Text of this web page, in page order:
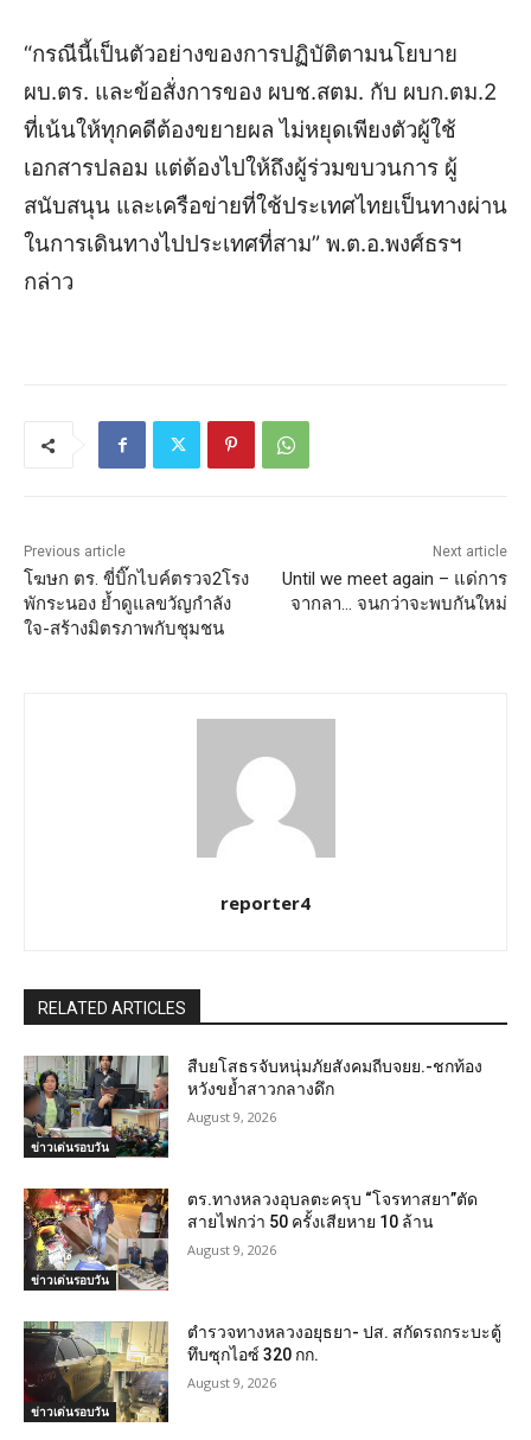
“กรณีนี้เป็นตัวอย่างของการปฏิบัติตามนโยบาย
ผบ.ตร. และข้อสั่งการของ ผบช.สตม. กับ ผบก.ตม.2
ที่เน้นให้ทุกคดีต้องขยายผล ไม่หยุดเพียงตัวผู้ใช้
เอกสารปลอม แต่ต้องไปให้ถึงผู้ร่วมขบวนการ ผู้
สนับสนุน และเครือข่ายที่ใช้ประเทศไทยเป็นทางผ่าน
ในการเดินทางไปประเทศที่สาม” พ.ต.อ.พงศ์ธรฯ
กล่าว
Previous article
โฆษก ตร. ขี่บิ๊กไบค์ตรวจ2โรง
พักระนอง ย้ำดูแลขวัญกำลัง
ใจ-สร้างมิตรภาพกับชุมชน
Next article
Until we meet again – แด่การ
จากลา… จนกว่าจะพบกันใหม่
reporter4
RELATED ARTICLES
ข่าวเด่นรอบวัน
สืบยโสธรจับหนุ่มภัยสังคมถีบจยย.-ชกท้อง
หวังขย้ำสาวกลางดึก
August 9, 2026
ข่าวเด่นรอบวัน
ตร.ทางหลวงอุบลตะครุบ “โจรทาสยา”ตัด
สายไฟกว่า 50 ครั้งเสียหาย 10 ล้าน
August 9, 2026
ข่าวเด่นรอบวัน
ตำรวจทางหลวงอยุธยา- ปส. สกัดรถกระบะตู้
ทึบซุกไอซ์ 320 กก.
August 9, 2026